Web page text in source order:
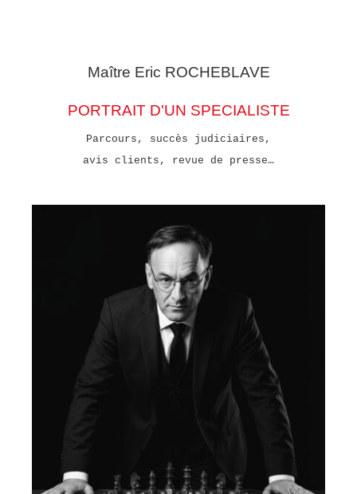
Maître Eric ROCHEBLAVE
PORTRAIT D'UN SPECIALISTE
Parcours, succès judiciaires,
avis clients, revue de presse…